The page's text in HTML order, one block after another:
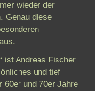
wieder der
Genau diese
ist Andreas Fischer
und tief
60er und 70er Jahre